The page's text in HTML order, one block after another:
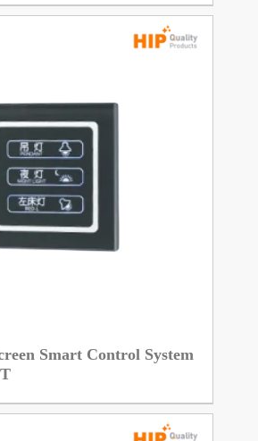
Smart Control System